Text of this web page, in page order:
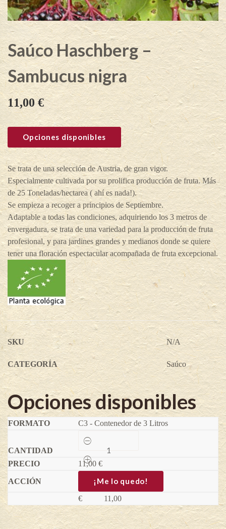
Saúco Haschberg –
Sambucus nigra
11,00€
Opciones disponibles
Se trata de una selección de Austria, de gran vigor.
Especialmente cultivada por su prolifica producción de fruta. Más
de 25 Toneladas/hectarea ( ahí es nada!).
Se empieza a recoger a principios de Septiembre.
Adaptable a todas las condiciones, adquiriendo los 3 metros de
envergadura, se trata de una variedad para la producción de fruta
profesional, y para jardines grandes y medianos donde se quiere
tener una floración espectacular acompañada de fruta excepcional.
SKU N/A
CATEGORÍA Saúco
Opciones disponibles
C3 - Contenedor de 3 Litros
Saúco
Haschberg
Sambucus
nigra
quantity
11,00 €
¡Me lo quedo!
€ 11,00